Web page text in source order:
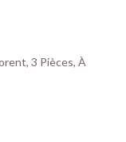
3 Pièces, À